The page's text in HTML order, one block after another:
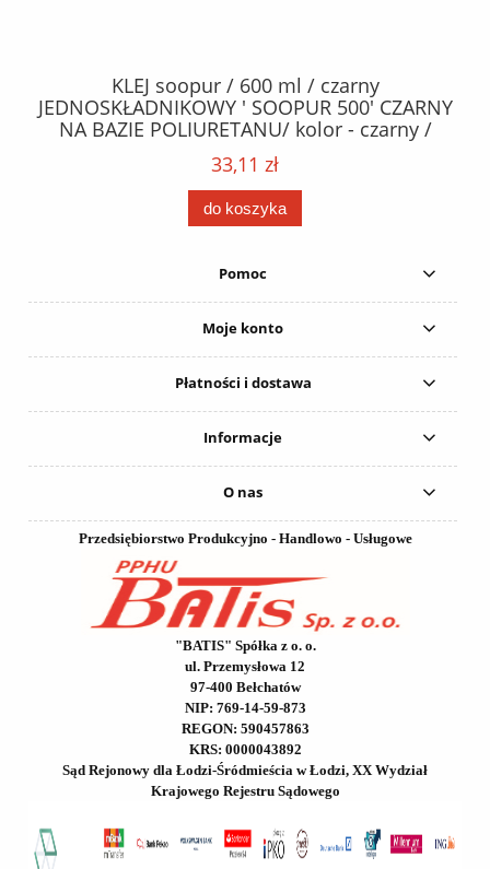
KLEJ soopur / 600 ml / czarny
JEDNOSKŁADNIKOWY ' SOOPUR 500' CZARNY
NA BAZIE POLIURETANU/ kolor - czarny /
karton 20 szt. / pistolet do kleju 307730 /
33,11 zł
do koszyka
Pomoc
Moje konto
Płatności i dostawa
Informacje
O nas
Przedsiębiorstwo Produkcyjno - Handlowo - Usługowe
"BATIS" Spółka z o. o.
ul. Przemysłowa 12
97-400 Bełchatów
NIP: 769-14-59-873
REGON: 590457863
KRS: 0000043892
Sąd Rejonowy dla Łodzi-Śródmieścia w Łodzi, XX Wydział
Krajowego Rejestru Sądowego